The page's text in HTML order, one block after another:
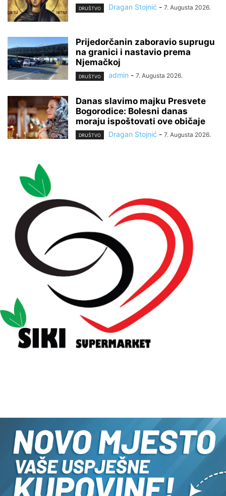
DRUŠTVO Dragan Stojnić - 7. Augusta 2026.
Prijedorčanin zaboravio suprugu
na granici i nastavio prema
Njemačkoj
DRUŠTVO admin - 7. Augusta 2026.
Danas slavimo majku Presvete
Bogorodice: Bolesni danas
moraju ispoštovati ove običaje
DRUŠTVO Dragan Stojnić - 7. Augusta 2026.